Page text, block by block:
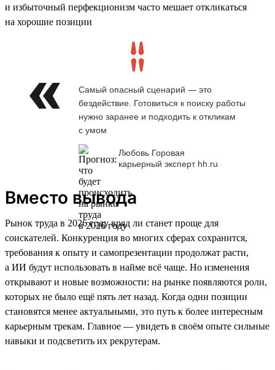
и избыточный перфекционизм часто мешает откликаться
на хорошие позиции
Самый опасный сценарий — это
бездействие. Готовиться к поиску работы
нужно заранее и подходить к откликам
с умом
Любовь Горовая
карьерный эксперт hh.ru
Вместо вывода
Рынок труда в 2026 году вряд ли станет проще для
соискателей. Конкуренция во многих сферах сохранится,
требования к опыту и самопрезентации продолжат расти,
а ИИ будут использовать в найме всё чаще. Но изменения
открывают и новые возможности: на рынке появляются роли,
которых не было ещё пять лет назад. Когда одни позиции
становятся менее актуальными, это путь к более интересным
карьерным трекам. Главное — увидеть в своём опыте сильные
навыки и подсветить их рекрутерам.